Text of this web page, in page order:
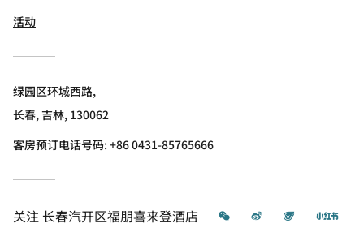
活动
绿园区环城西路,
长春, 吉林, 130062
客房预订电话号码: +86 0431-85765666
关注长春汽开区福朋喜来登酒店 微信 微博 飞猪 小